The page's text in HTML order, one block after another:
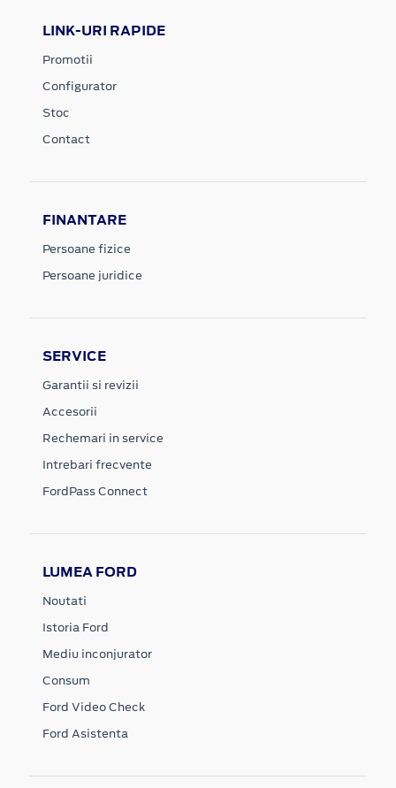
LINK-URI RAPIDE
Promotii
Configurator
Stoc
Contact
FINANTARE
Persoane fizice
Persoane juridice
SERVICE
Garantii si revizii
Accesorii
Rechemari in service
Intrebari frecvente
FordPass Connect
LUMEA FORD
Noutati
Istoria Ford
Mediu inconjurator
Consum
Ford Video Check
Ford Asistenta